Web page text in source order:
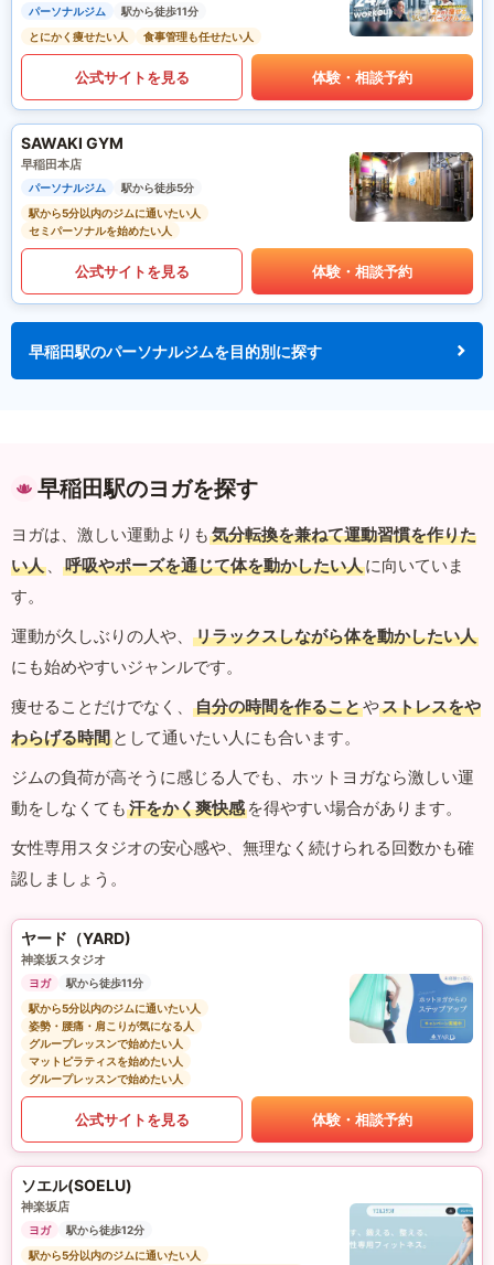
パーソナルジム
駅から徒歩11分
とにかく痩せたい人
食事管理も任せたい人
公式サイトを見る 体験・相談予約
SAWAKI GYM
早稲田本店
パーソナルジム
駅から徒歩5分
駅から5分以内のジムに通いたい人
セミパーソナルを始めたい人
公式サイトを見る 体験・相談予約
早稲田駅のパーソナルジムを目的別に探す
早稲田駅のヨガを探す
ヨガは、激しい運動よりも 気分転換を兼ねて運動習慣を作りた
い人 、 呼吸やポーズを通じて体を動かしたい人に向いていま
す。
運動が久しぶりの人や、
リラックスしながら体を動かしたい人
にも始めやすいジャンルです。
痩せることだけでなく、
自分の時間を作ることやストレスをや
わらげる時間 として通いたい人にも合います。
ジムの負荷が高そうに感じる人でも、ホットヨガなら激しい運
動をしなくても 汗をかく爽快感 を得やすい場合があります。
女性専用スタジオの安心感や、無理なく続けられる回数かも確
認しましょう。
ヤード（YARD)
神楽坂スタジオ
ヨガ
駅から徒歩11分
駅から5分以内のジムに通いたい人
姿勢・腰痛・肩こりが気になる人
グループレッスンで始めたい人
マットピラティスを始めたい人
グループレッスンで始めたい人
公式サイトを見る 体験・相談予約
ソエル(SOELU)
神楽坂店
ヨガ
駅から徒歩12分
駅から5分以内のジムに通いたい人